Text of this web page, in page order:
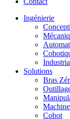
Ingénierie
Solutions
Bras
Cobot